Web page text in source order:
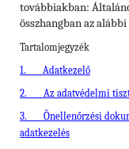
továbbiakban:
összhangban az
Tartalomjegyzék
1.
Adatkezelő
2.
Az adatvédelmi
3.
Önellenőrzési
adatkezelés